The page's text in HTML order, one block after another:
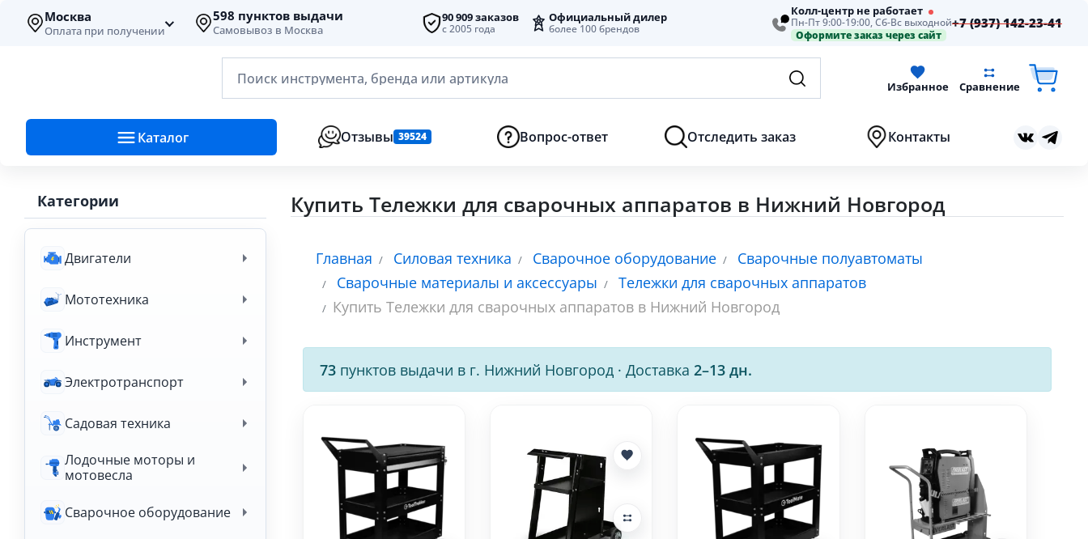
Москва
Оплата при получении
598 пунктов выдачи
Самовывоз в Москва
90 909 заказов
с 2005 года
Официальный дилер
более 100 брендов
Колл-центр не работает
Пн-Пт 9:00-19:00, Сб-Вс выходной
Оформите заказ через сайт
+7 (937) 142-23-41
Поиск инструмента, бренда или артикула Избранное Сравнение
Каталог Отзывы 39524 Вопрос-ответ Отследить заказ Контакты
Категории
Двигатели
Мототехника
Инструмент
Электротранспорт
Садовая техника
Лодочные моторы и
мотовесла
Сварочное оборудование
Купить Тележки для сварочных аппаратов в Нижний Новгород
Главная Силовая техника Сварочное оборудование
Сварочные полуавтоматы
Сварочные материалы и аксессуары
Тележки для сварочных аппаратов
Купить Тележки для сварочных аппаратов в Нижний Новгород
73пунктов выдачи в г. Нижний Новгород · Доставка 2–13 дн.